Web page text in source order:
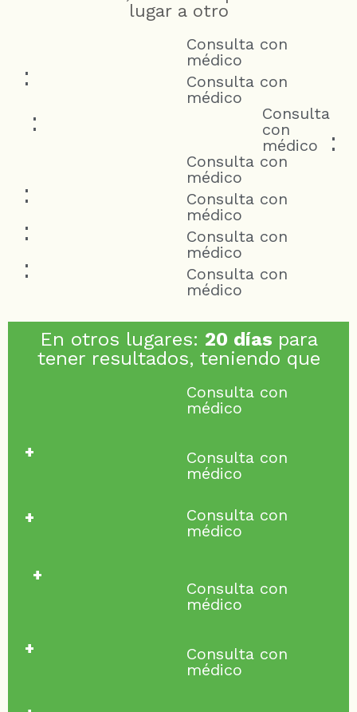
lugar a otro
Consulta con
médico
:
Consulta con
médico
:
Consulta
con
médico
:
Consulta con
médico
:
Consulta con
médico
:
Consulta con
médico
:
Consulta con
médico
En otros lugares: 20 días para
tener resultados, teniendo que
Consulta con
médico
+
Consulta con
médico
+
Consulta con
médico
+
Consulta con
médico
+
Consulta con
médico